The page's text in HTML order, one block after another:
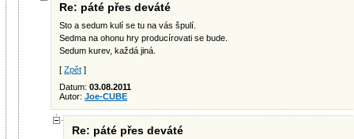
Re: páté přes deváté
Sto a sedum kulí se tu na vás špulí.
Sedma na ohonu hry producírovati se bude.
Sedum kurev, každá jiná.
[ Zpět ]
Datum: 03.08.2011
Autor: Joe-CUBE
Re: páté přes deváté